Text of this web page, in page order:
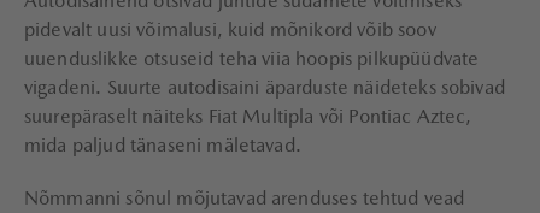
pidevalt uusi võimalusi, kuid mõnikord võib soov
uuenduslikke otsuseid teha viia hoopis pilkupüüdvate
vigadeni. Suurte autodisaini äparduste näideteks sobivad
suurepäraselt näiteks Fiat Multipla või Pontiac Aztec,
mida paljud tänaseni mäletavad.
Nõmmanni sõnul mõjutavad arenduses tehtud vead